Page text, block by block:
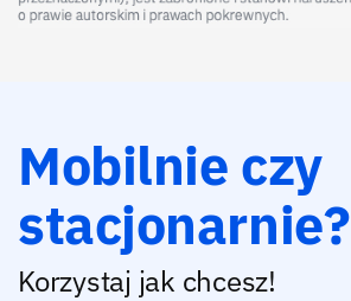
Mobilnie czy
stacjonarnie?
Korzystaj jak chcesz!